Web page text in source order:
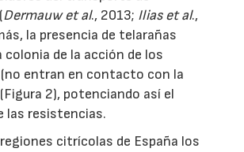
Dermauw et al., 2013; Ilias et al.,
la presencia de telarañas
colonia de la acción de los
entran en contacto con la
2), potenciando así el
las resistencias.
citrícolas de España los